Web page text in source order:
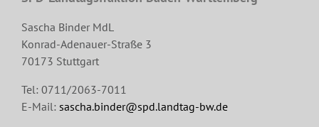
Sascha Binder MdL
Konrad-Adenauer-Straße 3
70173 Stuttgart
Tel: 0711/2063-7011
E-Mail: sascha.binder@spd.landtag-bw.de